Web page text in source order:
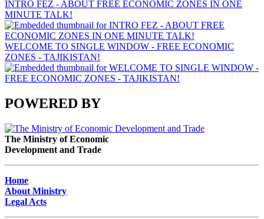
INTRO FEZ - ABOUT FREE ECONOMIC ZONES IN ONE
MINUTE TALK!
WELCOME TO SINGLE WINDOW - FREE ECONOMIC
ZONES - TAJIKISTAN!
POWERED BY
The Ministry of Economic
Development and Trade
Home
About Ministry
Legal Acts